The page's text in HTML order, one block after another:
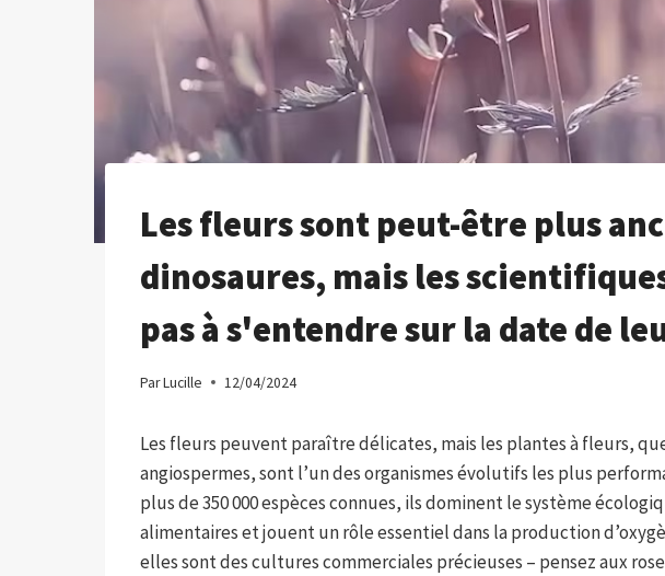
Les fleurs sont peut-être plus
dinosaures, mais les
pas à s'entendre sur la date de
ParLucille 12/04/2024
Les fleurs peuvent paraître délicates, mais les plantes à fleurs,
angiospermes, sont l’un des organismes évolutifs les plus
plus de 350 000 espèces connues, ils dominent le système
alimentaires et jouent un rôle essentiel dans la production
elles sont des cultures commerciales précieuses – pensez aux